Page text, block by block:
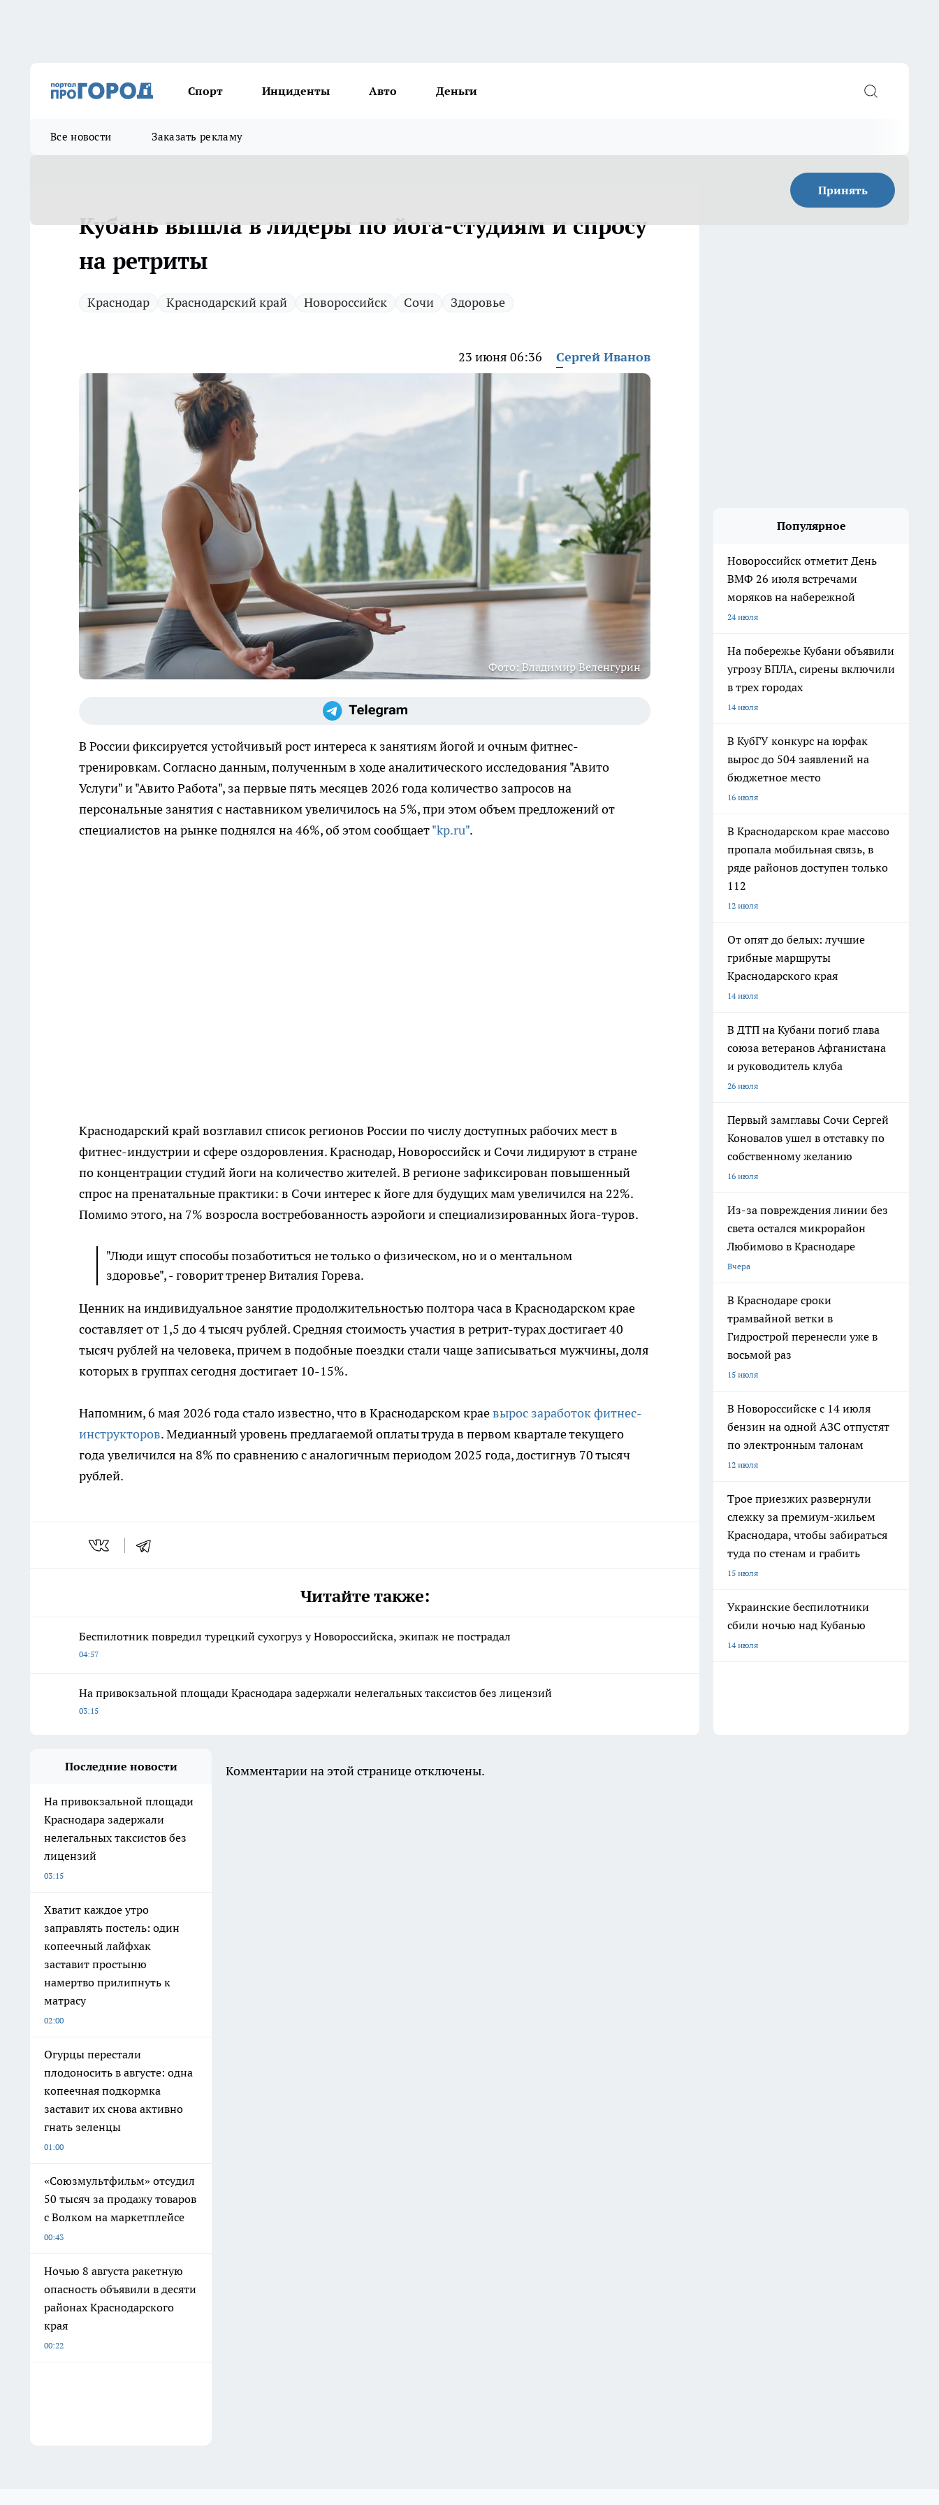
Спорт Инциденты Авто Деньги
Все новости Заказать рекламу
Принять
Кубань вышла в лидеры по йога-студиям и спросу
на ретриты
Краснодар Краснодарский край Новороссийск Сочи Здоровье
23 июня 06:36 Сергей Иванов
Фото: Владимир Веленгурин
В России фиксируется устойчивый рост интереса к занятиям йогой и очным фитнес-
тренировкам. Согласно данным, полученным в ходе аналитического исследования "Авито
Услуги" и "Авито Работа", за первые пять месяцев 2026 года количество запросов на
персональные занятия с наставником увеличилось на 5%, при этом объем предложений от
специалистов на рынке поднялся на 46%, об этом сообщает"kp.ru".
Краснодарский край возглавил список регионов России по числу доступных рабочих мест в
фитнес-индустрии и сфере оздоровления. Краснодар, Новороссийск и Сочи лидируют в стране
по концентрации студий йоги на количество жителей. В регионе зафиксирован повышенный
спрос на пренатальные практики: в Сочи интерес к йоге для будущих мам увеличился на 22%.
Помимо этого, на 7% возросла востребованность аэройоги и специализированных йога-туров.
"Люди ищут способы позаботиться не только о физическом, но и о ментальном
здоровье", - говорит тренер Виталия Горева.
Ценник на индивидуальное занятие продолжительностью полтора часа в Краснодарском крае
составляет от 1,5 до 4 тысяч рублей. Средняя стоимость участия в ретрит-турах достигает 40
тысяч рублей на человека, причем в подобные поездки стали чаще записываться мужчины, доля
которых в группах сегодня достигает 10-15%.
Напомним, 6 мая 2026 года стало известно, что в Краснодарском краевырос заработок фитнес-
инструкторов. Медианный уровень предлагаемой оплаты труда в первом квартале текущего
года увеличился на 8% по сравнению с аналогичным периодом 2025 года, достигнув 70 тысяч
рублей.
Читайте также:
Беспилотник повредил турецкий сухогруз у Новороссийска, экипаж не пострадал
04:57
На привокзальной площади Краснодара задержали нелегальных таксистов без лицензий
03:15
Популярное
Новороссийск отметит День
ВМФ 26 июля встречами
моряков на набережной
24 июля
На побережье Кубани объявили
угрозу БПЛА, сирены включили
в трех городах
14 июля
В КубГУ конкурс на юрфак
вырос до 504 заявлений на
бюджетное место
16 июля
В Краснодарском крае массово
пропала мобильная связь, в
ряде районов доступен только
112
12 июля
От опят до белых: лучшие
грибные маршруты
Краснодарского края
14 июля
В ДТП на Кубани погиб глава
союза ветеранов Афганистана
и руководитель клуба
26 июля
Первый замглавы Сочи Сергей
Коновалов ушел в отставку по
собственному желанию
16 июля
Из-за повреждения линии без
света остался микрорайон
Любимово в Краснодаре
Вчера
В Краснодаре сроки
трамвайной ветки в
Гидрострой перенесли уже в
восьмой раз
15 июля
В Новороссийске с 14 июля
бензин на одной АЗС отпустят
по электронным талонам
12 июля
Трое приезжих развернули
слежку за премиум-жильем
Краснодара, чтобы забираться
туда по стенам и грабить
15 июля
Украинские беспилотники
сбили ночью над Кубанью
14 июля
Последние новости
На привокзальной площади
Краснодара задержали
нелегальных таксистов без
лицензий
03:15
Хватит каждое утро
заправлять постель: один
копеечный лайфхак
заставит простыню
намертво прилипнуть к
матрасу
02:00
Огурцы перестали
плодоносить в августе: одна
копеечная подкормка
заставит их снова активно
гнать зеленцы
01:00
«Союзмультфильм» отсудил
50 тысяч за продажу товаров
с Волком на маркетплейсе
00:43
Ночью 8 августа ракетную
опасность объявили в десяти
районах Краснодарского
края
00:22
Комментарии на этой странице отключены.